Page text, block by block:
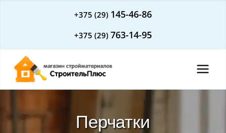
+375 (29) 145-46-86
+375 (29) 763-14-95
Перчатки